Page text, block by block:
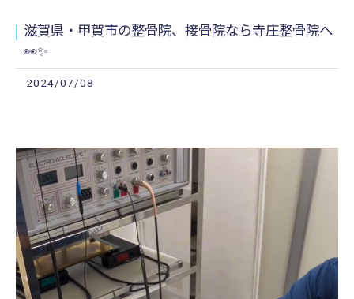
滋賀県・甲賀市の整骨院、接骨院なら寺庄整骨院へ
👀✨
2024/07/08